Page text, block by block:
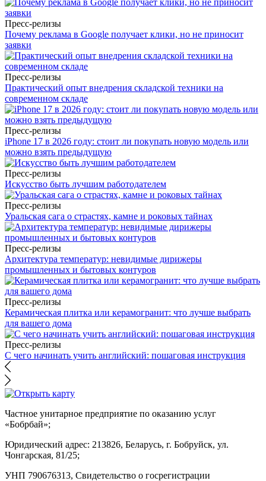
Пресс-релизы
Почему реклама в Google получает клики, но не приносит
заявки
Пресс-релизы
Практический опыт внедрения складской техники на
современном складе
Пресс-релизы
iPhone 17 в 2026 году: стоит ли покупать новую модель или
можно взять предыдущую
Пресс-релизы
Искусство быть лучшим работодателем
Пресс-релизы
Уральская сага о страстях, камне и роковых тайнах
Пресс-релизы
Архитектура температур: невидимые дирижеры
промышленных и бытовых контуров
Пресс-релизы
Керамическая плитка или керамогранит: что лучше выбрать
для вашего дома
Пресс-релизы
С чего начинать учить английский: пошаговая инструкция
Частное унитарное предприятие по оказанию услуг
«Бобрбай»;
Юридический адрес: 213826, Беларусь, г. Бобруйск, ул.
Чонгарская, 81/25;
УНП 790676313, Свидетельство о госрегистрации